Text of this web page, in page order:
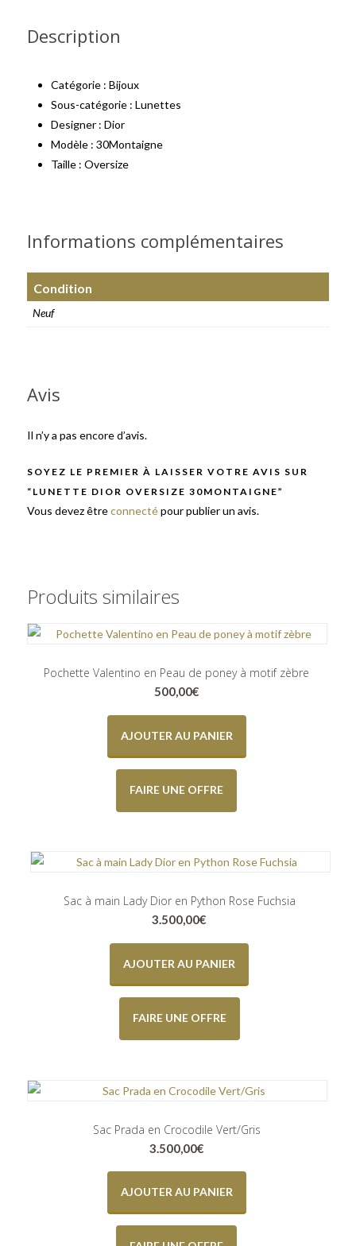
Description
Catégorie : Bijoux
Sous-catégorie : Lunettes
Designer : Dior
Modèle : 30Montaigne
Taille : Oversize
Informations complémentaires
Condition
Neuf
Avis
Il n’y a pas encore d’avis.
SOYEZ LE PREMIER À LAISSER VOTRE AVIS SUR
“LUNETTE DIOR OVERSIZE 30MONTAIGNE”
Vous devez êtreconnectépour publier un avis.
Produits similaires
Pochette Valentino en Peau de poney à motif zèbre
500,00€
AJOUTER AU PANIER
FAIRE UNE OFFRE
Sac à main Lady Dior en Python Rose Fuchsia
3.500,00€
AJOUTER AU PANIER
FAIRE UNE OFFRE
Sac Prada en Crocodile Vert/Gris
3.500,00€
AJOUTER AU PANIER